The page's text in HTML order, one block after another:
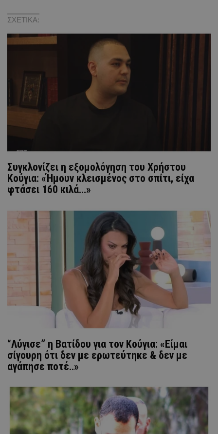
ΣΧΕΤΙΚΑ:
Συγκλονίζει η εξομολόγηση του Χρήστου
Κούγια: «Ήμουν κλεισμένος στο σπίτι, είχα
φτάσει 160 κιλά…»
“Λύγισε” η Βατίδου για τον Κούγια: «Είμαι
σίγουρη ότι δεν με ερωτεύτηκε & δεν με
αγάπησε ποτέ..»